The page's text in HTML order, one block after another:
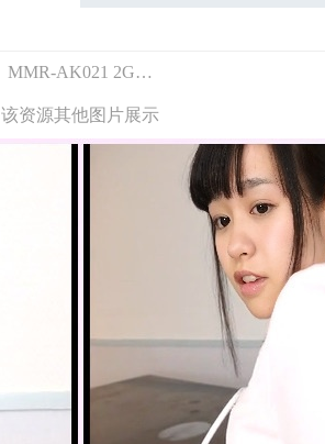
MMR-AK021 2G…
该资源其他图片展示